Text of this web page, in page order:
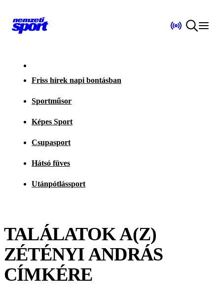
Friss hírek napi bontásban
Sportműsor
Képes Sport
Csupasport
Hátsó füves
Utánpótlássport
TALÁLATOK A(Z)
ZÉTÉNYI ANDRÁS
CÍMKÉRE